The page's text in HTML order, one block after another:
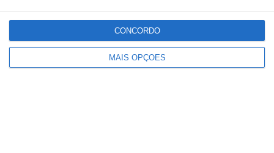
MAIS OPÇÕES
CONCORDO